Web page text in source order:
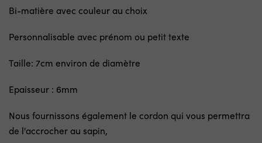
Bi-matière avec couleur au choix
Personnalisable avec prénom ou petit texte
Taille: 7cm environ de diamètre
Epaisseur : 6mm
Nous fournissons également le cordon qui vous permettra
de l'accrocher au sapin,